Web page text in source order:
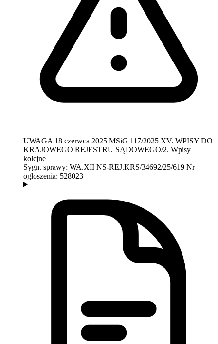
UWAGA 18 czerwca 2025 MSiG 117/2025 XV. WPISY DO
KRAJOWEGO REJESTRU SĄDOWEGO/2. Wpisy
kolejne
Sygn. sprawy: WA.XII NS-REJ.KRS/34692/25/619 Nr
ogłoszenia: 528023